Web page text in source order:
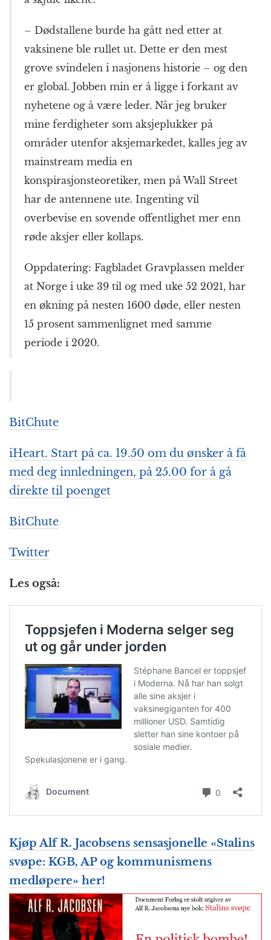
– Dødstallene burde ha gått ned etter at
vaksinene ble rullet ut. Dette er den mest
grove svindelen i nasjonens historie – og den
er global. Jobben min er å ligge i forkant av
nyhetene og å være leder. Når jeg bruker
mine ferdigheter som aksjeplukker på
områder utenfor aksjemarkedet, kalles jeg av
mainstream media en
konspirasjonsteoretiker, men på Wall Street
har de antennene ute. Ingenting vil
overbevise en sovende offentlighet mer enn
røde aksjer eller kollaps.
Oppdatering: Fagbladet Gravplassen melder
at Norge i uke 39 til og med uke 52 2021, har
en økning på nesten 1600 døde, eller nesten
15 prosent sammenlignet med samme
periode i 2020.
BitChute
iHeart. Start på ca. 19.50 om du ønsker å få
med deg innledningen, på 25.00 for å gå
direkte til poenget
BitChute
Twitter
Les også:
Kjøp Alf R. Jacobsens sensasjonelle «Stalins
svøpe: KGB, AP og kommunismens
medløpere» her!